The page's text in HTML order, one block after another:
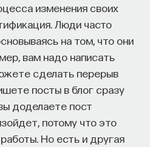
изменения своих
Люди часто
на том, что они
вам надо написать
сделать перерыв
посты в блог сразу
доделаете пост
потому что это
Но есть и другая
СОМНОЛОГИЯ
Уже во времена
что изображение
относительно
во внешней среде,
назвать зрительный
отпечатком»
становилось
— это процесс
мы создаем образ,